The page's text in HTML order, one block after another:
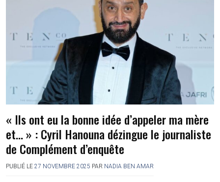
« Ils ont eu la bonne idée d’appeler ma mère
et… » : Cyril Hanouna dézingue le journaliste
de Complément d’enquête
PUBLIÉ LE 27 NOVEMBRE 2025 PAR NADIA BEN AMAR